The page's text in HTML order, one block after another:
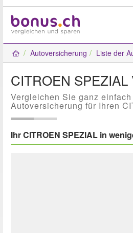
Autoversicherung Liste der
CITROEN SPEZIAL
Vergleichen Sie ganz
Autoversicherung für Ihren
Ihr CITROEN SPEZIAL in